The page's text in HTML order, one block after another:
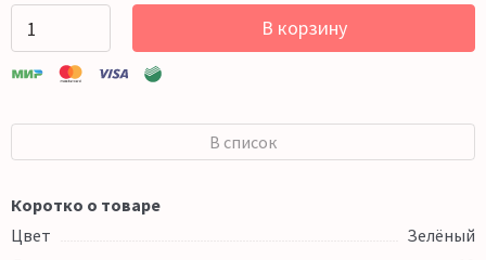
В корзину
В список
Коротко о товаре
Цвет
Зелёный